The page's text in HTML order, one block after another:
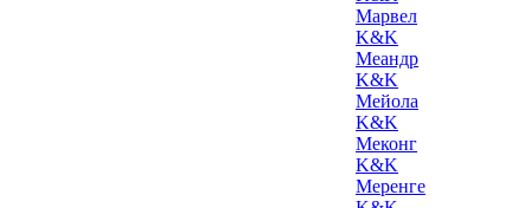
Марвел
K&K
Меандр
K&K
Мейола
K&K
Меконг
K&K
Меренге